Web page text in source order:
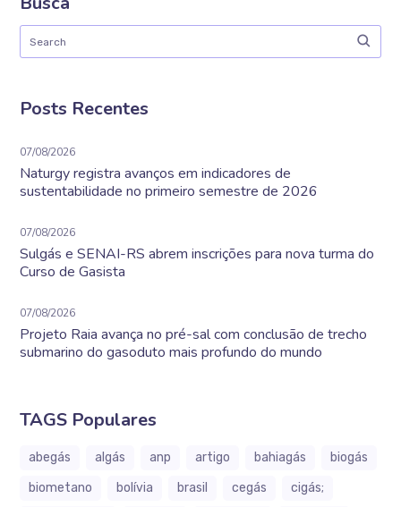
Posts Recentes
07/08/2026
Naturgy registra avanços em indicadores de
sustentabilidade no primeiro semestre de 2026
07/08/2026
Sulgás e SENAI-RS abrem inscrições para nova turma do
Curso de Gasista
07/08/2026
Projeto Raia avança no pré-sal com conclusão de trecho
submarino do gasoduto mais profundo do mundo
TAGS Populares
abegás algás anp artigo bahiagás
biogás
biometano
bolívia brasil cegás
cigás;